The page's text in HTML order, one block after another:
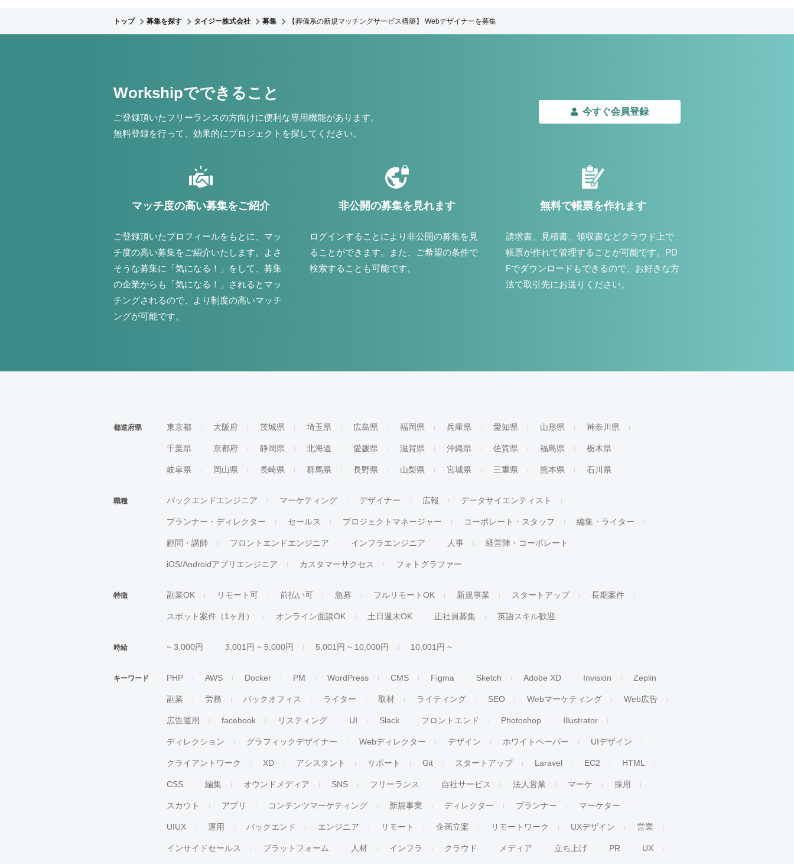
トップ 募集を探す タイジー株式会社 募集 【葬儀系の新規マッチングサービス構築】 Webデザイナーを募集
Workshipでできること
ご登録頂いたフリーランスの方向けに便利な専用機能があります。
無料登録を行って、効果的にプロジェクトを探してください。
今すぐ会員登録
マッチ度の高い募集をご紹介
ご登録頂いたプロフィールをもとに、マッ
チ度の高い募集をご紹介いたします。よさ
そうな募集に「気になる！」をして、募集
の企業からも「気になる！」されるとマッ
チングされるので、より制度の高いマッチ
ングが可能です。
非公開の募集を見れます
ログインすることにより非公開の募集を見
ることができます。また、ご希望の条件で
検索することも可能です。
無料で帳票を作れます
請求書、見積書、領収書などクラウド上で
帳票が作れて管理することが可能です。PD
Fでダウンロードもできるので、お好きな方
法で取引先にお送りください。
都道府県 東京都 大阪府 茨城県 埼玉県 広島県 福岡県 兵庫県 愛知県 山形県 神奈川県
千葉県 京都府 静岡県 北海道 愛媛県 滋賀県 沖縄県 佐賀県 福島県 栃木県
岐阜県 岡山県 長崎県 群馬県 長野県 山梨県 宮城県 三重県 熊本県 石川県
職種 バックエンドエンジニア マーケティング デザイナー 広報 データサイエンティスト
プランナー・ディレクター セールス プロジェクトマネージャー コーポレート・スタッフ 編集・ライター
顧問・講師 フロントエンドエンジニア インフラエンジニア 人事 経営陣・コーポレート
iOS/Androidアプリエンジニア カスタマーサクセス フォトグラファー
特徴 副業OK リモート可 前払い可 急募 フルリモートOK 新規事業 スタートアップ 長期案件
スポット案件（1ヶ月） オンライン面談OK 土日週末OK 正社員募集 英語スキル歓迎
時給 ~ 3,000円 3,001円 ~ 5,000円 5,001円 ~ 10,000円 10,001円 ~
キーワード PHP AWS Docker PM WordPress CMS Figma Sketch Adobe XD Invision Zeplin
副業 労務 バックオフィス ライター 取材 ライティング SEO Webマーケティング Web広告
広告運用 facebook リスティング UI Slack フロントエンド Photoshop Illustrator
ディレクション グラフィックデザイナー Webディレクター デザイン ホワイトペーパー UIデザイン
クライアントワーク XD アシスタント サポート Git スタートアップ Laravel EC2 HTML
CSS 編集 オウンドメディア SNS フリーランス 自社サービス 法人営業 マーケ 採用
スカウト アプリ コンテンツマーケティング 新規事業 ディレクター プランナー マーケター
UIUX 運用 バックエンド エンジニア リモート 企画立案 リモートワーク UXデザイン 営業
インサイドセールス プラットフォーム 人材 インフラ クラウド メディア 立ち上げ PR UX